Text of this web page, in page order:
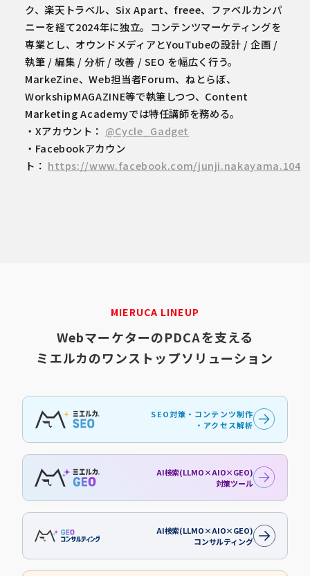
ク、楽天トラベル、Six Apart、freee、ファベルカンパ
ニーを経て2024年に独立。コンテンツマーケティングを
専業とし、オウンドメディアとYouTubeの設計 / 企画 /
執筆 / 編集 / 分析 / 改善 / SEO を幅広く行う。
MarkeZine、Web担当者Forum、ねとらぼ、
WorkshipMAGAZINE等で執筆しつつ、Content
Marketing Academyでは特任講師を務める。
・Xアカウント： @Cycle_Gadget
・Facebookアカウン
ト： https://www.facebook.com/junji.nakayama.104
MIERUCA LINEUP
WebマーケターのPDCAを支える
ミエルカのワンストップソリューション
SEO対策・コンテンツ制作
・アクセス解析
AI検索(LLMO×AIO×GEO)
対策ツール
AI検索(LLMO×AIO×GEO)
コンサルティング